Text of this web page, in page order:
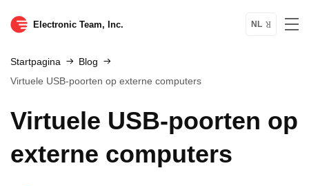
Electronic Team, Inc. NL
Startpagina
Blog
Virtuele USB-poorten op externe computers
Virtuele USB-poorten op
externe computers